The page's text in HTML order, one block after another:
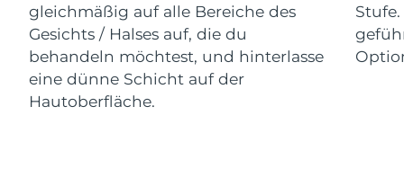
gleichmäßig auf alle Bereiche des
Gesichts / Halses auf, die du
behandeln möchtest, und hinterlasse
eine dünne Schicht auf der
Hautoberfläche.